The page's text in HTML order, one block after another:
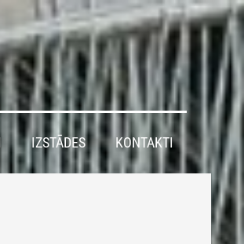
IZSTĀDES KONTAKTI